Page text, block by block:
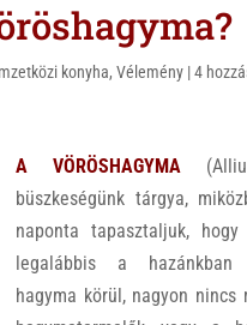
konyha,Vélemény |4
A VÖRÖSHAGYMA
büszkeségünk tárgya,
naponta tapasztaljuk,
legalábbis a hazánkban
hagyma körül, nagyon nincs